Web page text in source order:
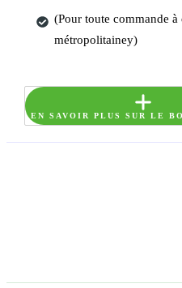
(Pour toute commande
métropolitainey)
EN SAVOIR PLUS SUR LE